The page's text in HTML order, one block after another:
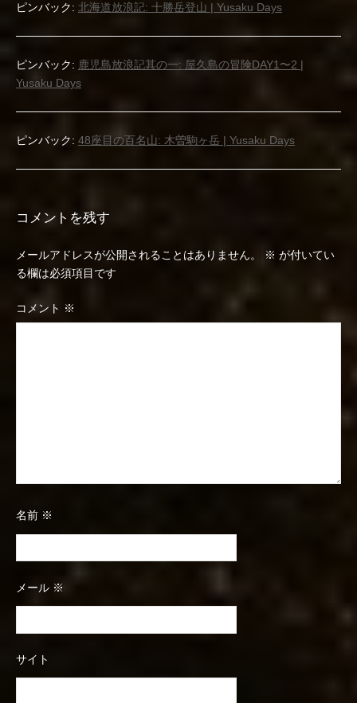
ピンバック: 北海道放浪記: 十勝岳登山 | Yusaku Days
ピンバック: 鹿児島放浪記其の一: 屋久島の冒険DAY1〜2 |
Yusaku Days
ピンバック: 48座目の百名山: 木曽駒ヶ岳 | Yusaku Days
コメントを残す
メールアドレスが公開されることはありません。 ※ が付いてい
る欄は必須項目です
コメント ※
名前 ※
メール ※
サイト